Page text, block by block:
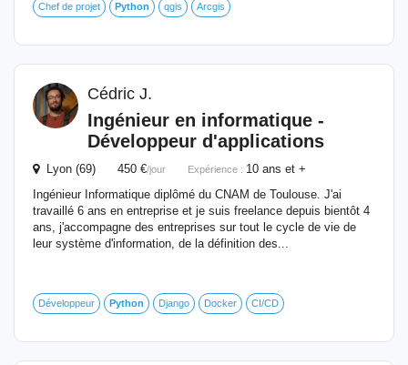
Chef de projet Python qgis Arcgis
Cédric J.
Ingénieur en informatique -
Développeur d'applications
Lyon (69) 450 €/jour Expérience : 10 ans et +
Ingénieur Informatique diplômé du CNAM de Toulouse. J'ai
travaillé 6 ans en entreprise et je suis freelance depuis bientôt 4
ans, j'accompagne des entreprises sur tout le cycle de vie de
leur système d'information, de la définition des...
Développeur Python Django Docker CI/CD